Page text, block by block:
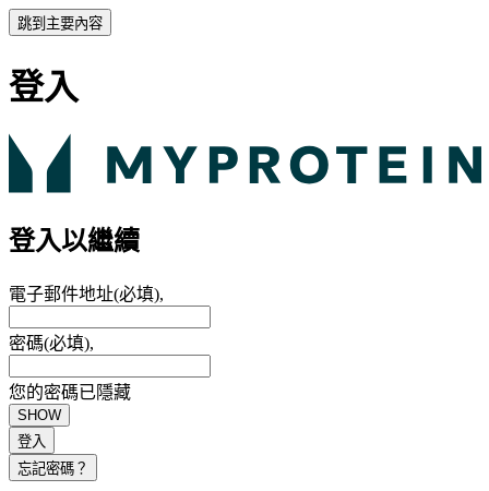
跳到主要內容
登入
登入以繼續
電子郵件地址(必填),
密碼(必填),
您的密碼已隱藏
SHOW
登入
忘記密碼？